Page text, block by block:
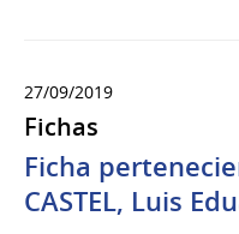
27/09/2019
Fichas
Ficha
CASTEL, Luis